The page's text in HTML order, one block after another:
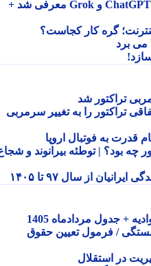
ساعت هوشمند رولمی مجهز به ChatGPT و Grok معرفی شد +
گره کار کجاست؟
برد
شد
را به تغییر سرمربی
به فوتبال اروپا
بود؟ | توطئه بیرانوند و شجاع
از سال ۹۷ تا ۱۴۰۵
مردادماه 1405
/ فرمول تعیین حقوق
در استقلال